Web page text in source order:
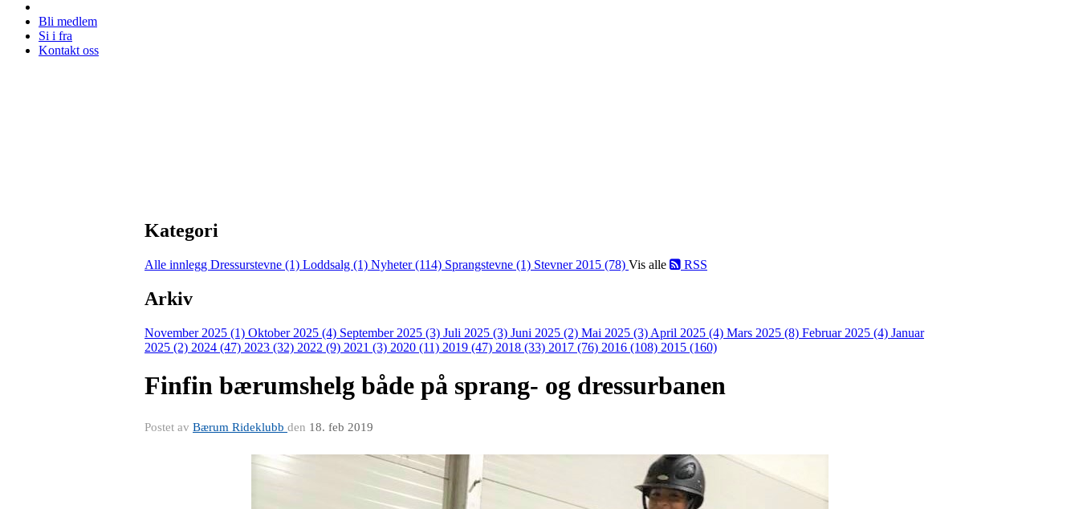
Bli medlem
Si i fra
Kontakt oss
Kategori
Alle innlegg Dressurstevne (1) Loddsalg (1) Nyheter (114) Sprangstevne (1) Stevner 2015 (78) Vis alle RSS
Arkiv
November 2025 (1) Oktober 2025 (4) September 2025 (3) Juli 2025 (3) Juni 2025 (2) Mai 2025 (3) April 2025 (4) Mars 2025 (8) Februar 2025 (4) Januar
2025 (2) 2024 (47) 2023 (32) 2022 (9) 2021 (3) 2020 (11) 2019 (47) 2018 (33) 2017 (76) 2016 (108) 2015 (160)
Finfin bærumshelg både på sprang- og dressurbanen
Postet av Bærum Rideklubb den 18. feb 2019